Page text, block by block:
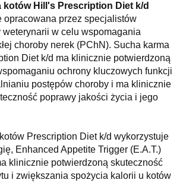
kotów Hill's Prescription Diet k/d
opracowana przez specjalistów
w celu wspomagania
choroby nerek (PChN). Sucha karma
Diet k/d ma klinicznie potwierdzoną
ochrony kluczowych funkcji
postępów choroby i ma klinicznie
poprawy jakości życia i jego
Prescription Diet k/d wykorzystuje
Enhanced Appetite Trigger (E.A.T.)
klinicznie potwierdzoną skuteczność
i zwiększania spożycia kalorii u kotów